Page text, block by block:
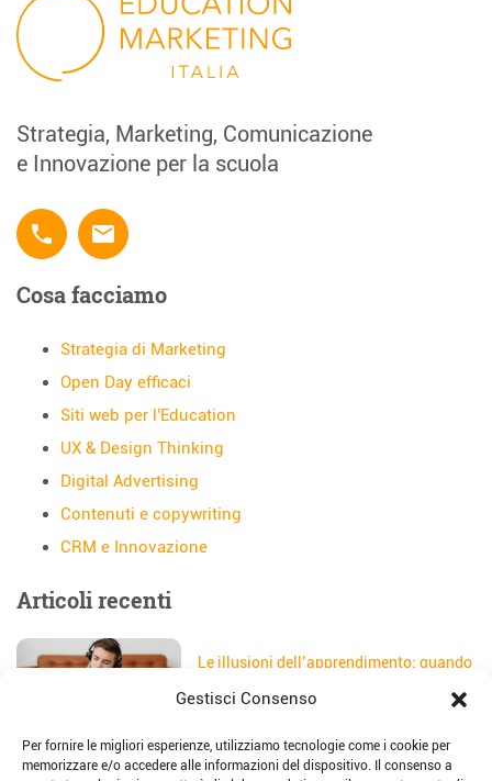
Gestisci Consenso
Per fornire le migliori esperienze, utilizziamo tecnologie come i cookie per
memorizzare e/o accedere alle informazioni del dispositivo. Il consenso a
Strategia, Marketing, Comunicazione
e Innovazione per la scuola
phone email
Cosa facciamo
Strategia di Marketing
Open Day efficaci
Siti web per l'Education
UX & Design Thinking
Digital Advertising
Contenuti e copywriting
CRM e Innovazione
Articoli recenti
Le illusioni dell’apprendimento: quando
Data:5 Agosto 2026
Il sito web della scuola: come
trasformarlo in uno strumento di